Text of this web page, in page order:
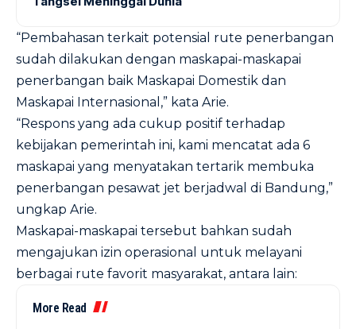
“Pembahasan terkait potensial rute penerbangan
sudah dilakukan dengan maskapai-maskapai
penerbangan baik Maskapai Domestik dan
Maskapai Internasional,” kata Arie.
“Respons yang ada cukup positif terhadap
kebijakan pemerintah ini, kami mencatat ada 6
maskapai yang menyatakan tertarik membuka
penerbangan pesawat jet berjadwal di Bandung,”
ungkap Arie.
Maskapai-maskapai tersebut bahkan sudah
mengajukan izin operasional untuk melayani
berbagai rute favorit masyarakat, antara lain:
More Read